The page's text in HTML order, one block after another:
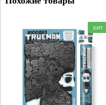
хит